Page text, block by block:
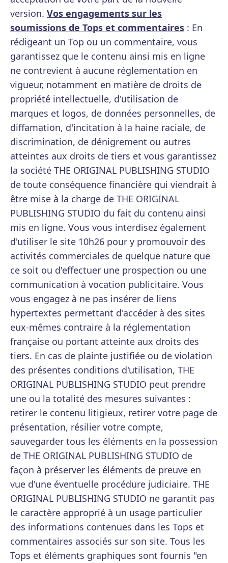
version. Vos engagements sur les
soumissions de Tops et commentaires : En
rédigeant un Top ou un commentaire, vous
garantissez que le contenu ainsi mis en ligne
ne contrevient à aucune réglementation en
vigueur, notamment en matière de droits de
propriété intellectuelle, d'utilisation de
marques et logos, de données personnelles, de
diffamation, d'incitation à la haine raciale, de
discrimination, de dénigrement ou autres
atteintes aux droits de tiers et vous garantissez
la société THE ORIGINAL PUBLISHING STUDIO
de toute conséquence financière qui viendrait à
être mise à la charge de THE ORIGINAL
PUBLISHING STUDIO du fait du contenu ainsi
mis en ligne. Vous vous interdisez également
d'utiliser le site 10h26 pour y promouvoir des
activités commerciales de quelque nature que
ce soit ou d'effectuer une prospection ou une
communication à vocation publicitaire. Vous
vous engagez à ne pas insérer de liens
hypertextes permettant d'accéder à des sites
eux-mêmes contraire à la réglementation
française ou portant atteinte aux droits des
tiers. En cas de plainte justifiée ou de violation
des présentes conditions d'utilisation, THE
ORIGINAL PUBLISHING STUDIO peut prendre
une ou la totalité des mesures suivantes :
retirer le contenu litigieux, retirer votre page de
présentation, résilier votre compte,
sauvegarder tous les éléments en la possession
de THE ORIGINAL PUBLISHING STUDIO de
façon à préserver les éléments de preuve en
vue d'une éventuelle procédure judiciaire. THE
ORIGINAL PUBLISHING STUDIO ne garantit pas
le caractère approprié à un usage particulier
des informations contenues dans les Tops et
commentaires associés sur son site. Tous les
Tops et éléments graphiques sont fournis "en